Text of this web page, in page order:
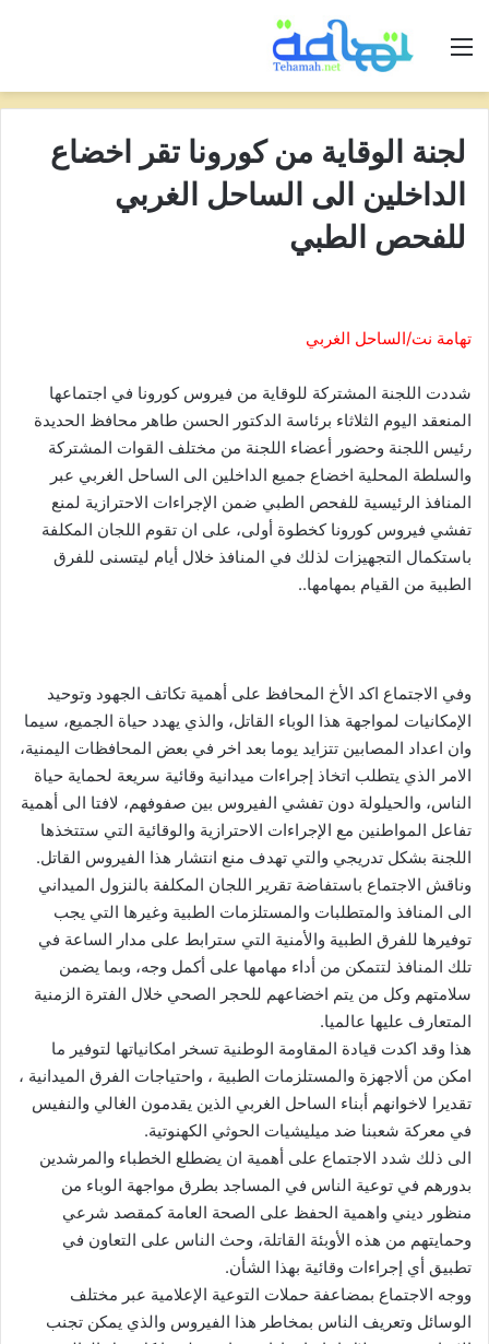
القائمة
لجنة الوقاية من كورونا تقر اخضاع
الداخلين الى الساحل الغربي
للفحص الطبي
تهامة نت/الساحل الغربي
شددت اللجنة المشتركة للوقاية من فيروس كورونا في اجتماعها
المنعقد اليوم الثلاثاء برئاسة الدكتور الحسن طاهر محافظ الحديدة
رئيس اللجنة وحضور أعضاء اللجنة من مختلف القوات المشتركة
والسلطة المحلية اخضاع جميع الداخلين الى الساحل الغربي عبر
المنافذ الرئيسية للفحص الطبي ضمن الإجراءات الاحترازية لمنع
تفشي فيروس كورونا كخطوة أولى، على ان تقوم اللجان المكلفة
باستكمال التجهيزات لذلك في المنافذ خلال أيام ليتسنى للفرق
الطبية من القيام بمهامها..
وفي الاجتماع اكد الأخ المحافظ على أهمية تكاتف الجهود وتوحيد
الإمكانيات لمواجهة هذا الوباء القاتل، والذي يهدد حياة الجميع، سيما
وان اعداد المصابين تتزايد يوما بعد اخر في بعض المحافظات اليمنية،
الامر الذي يتطلب اتخاذ إجراءات ميدانية وقائية سريعة لحماية حياة
الناس، والحيلولة دون تفشي الفيروس بين صفوفهم، لافتا الى أهمية
تفاعل المواطنين مع الإجراءات الاحترازية والوقائية التي ستتخذها
اللجنة بشكل تدريجي والتي تهدف منع انتشار هذا الفيروس القاتل.
وناقش الاجتماع باستفاضة تقرير اللجان المكلفة بالنزول الميداني
الى المنافذ والمتطلبات والمستلزمات الطبية وغيرها التي يجب
توفيرها للفرق الطبية والأمنية التي سترابط على مدار الساعة في
تلك المنافذ لتتمكن من أداء مهامها على أكمل وجه، وبما يضمن
سلامتهم وكل من يتم اخضاعهم للحجر الصحي خلال الفترة الزمنية
المتعارف عليها عالميا.
هذا وقد اكدت قيادة المقاومة الوطنية تسخر امكانياتها لتوفير ما
امكن من ألاجهزة والمستلزمات الطبية ، واحتياجات الفرق الميدانية ،
تقديرا لاخوانهم أبناء الساحل الغربي الذين يقدمون الغالي والنفيس
في معركة شعبنا ضد ميليشيات الحوثي الكهنوتية.
الى ذلك شدد الاجتماع على أهمية ان يضطلع الخطباء والمرشدين
بدورهم في توعية الناس في المساجد بطرق مواجهة الوباء من
منظور ديني واهمية الحفظ على الصحة العامة كمقصد شرعي
وحمايتهم من هذه الأوبئة القاتلة، وحث الناس على التعاون في
تطبيق أي إجراءات وقائية بهذا الشأن.
ووجه الاجتماع بمضاعفة حملات التوعية الإعلامية عبر مختلف
الوسائل وتعريف الناس بمخاطر هذا الفيروس والذي يمكن تجنب